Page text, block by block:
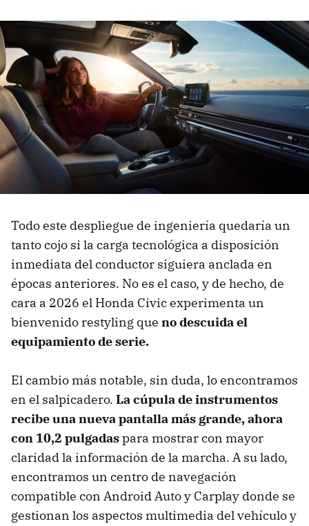
Todo este despliegue de ingeniería quedaría un
tanto cojo si la carga tecnológica a disposición
inmediata del conductor siguiera anclada en
épocas anteriores. No es el caso, y de hecho, de
cara a 2026 el Honda Civic experimenta un
bienvenido restyling que no descuida el
equipamiento de serie.
El cambio más notable, sin duda, lo encontramos
en el salpicadero. La cúpula de instrumentos
recibe una nueva pantalla más grande, ahora
con 10,2 pulgadaspara mostrar con mayor
claridad la información de la marcha. A su lado,
encontramos un centro de navegación
compatible con Android Auto y Carplay donde se
gestionan los aspectos multimedia del vehículo y